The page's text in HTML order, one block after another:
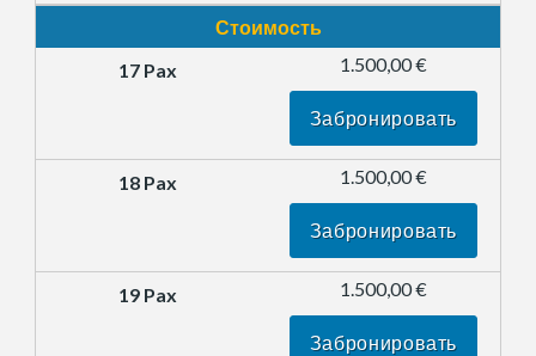
Стоимость
1.500,00 €
Забронировать
1.500,00 €
Забронировать
1.500,00 €
Забронировать